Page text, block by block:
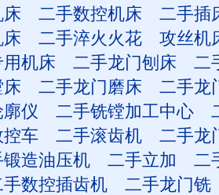
二手数控机床
二手插
二手淬火火花
攻丝机
机床 二手龙门刨床
二
二手龙门磨床
二手龙
仪 二手铣镗加工中心
车 二手滚齿机
二手龙
造油压机 二手立加
二
手数控插齿机
二手龙门铣